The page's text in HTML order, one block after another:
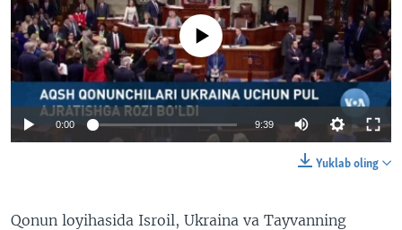
No media source currently available
0:00 9:39
Yuklab oling
Qonun loyihasida Isroil, Ukraina va Tayvanning